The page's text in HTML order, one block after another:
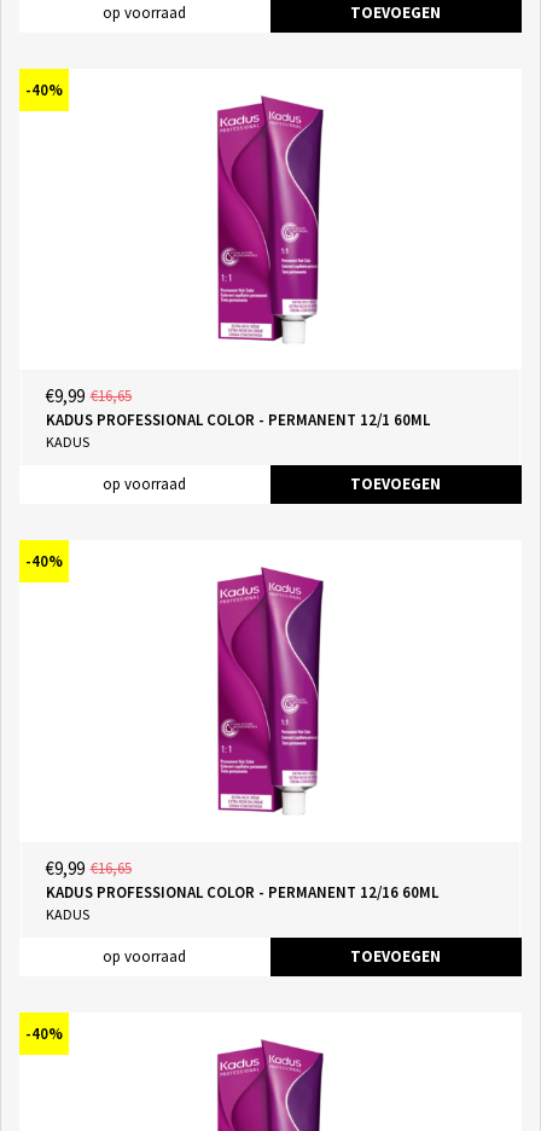
op voorraad TOEVOEGEN
-40%
€9,99 €16,65
KADUS PROFESSIONAL COLOR - PERMANENT 12/1 60ML
KADUS
op voorraad TOEVOEGEN
-40%
€9,99 €16,65
KADUS PROFESSIONAL COLOR - PERMANENT 12/16 60ML
KADUS
op voorraad TOEVOEGEN
-40%